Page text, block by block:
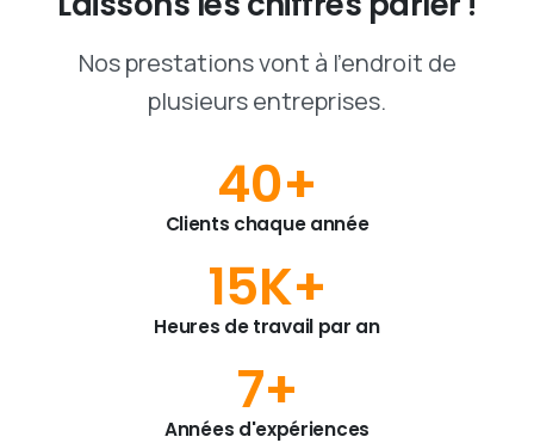
Nos prestations vont à l'endroit de
plusieurs entreprises.
40+
Clients chaque année
15K+
Heures de travail par an
7+
Années d'expériences